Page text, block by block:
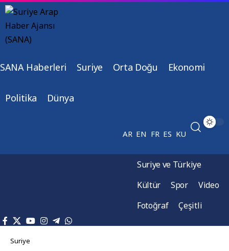
SANA Haberleri Suriye Orta Doğu Ekonomi
Politika Dünya
AR EN FR ES KU
Suriye ve Türkiye
Kültür
Spor
Video
Fotoğraf
Çeşitli
Suriye